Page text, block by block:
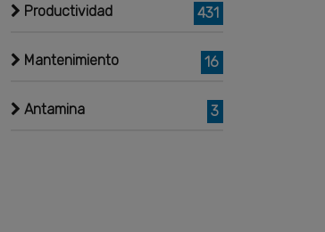
Productividad 431
Mantenimiento 16
Antamina 3